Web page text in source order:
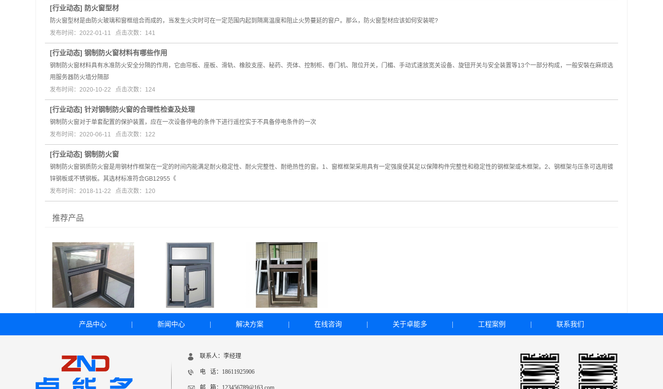
[行业动态] 防火窗型材
防火窗型材是由防火玻璃和窗框组合而成的，当发生火灾时可在一定范围内起到隔离温度和阻止火势蔓延的窗户。那么，防火窗型材应该如何安装呢?
发布时间：2022-01-11 点击次数：141
[行业动态] 钢制防火窗材料有哪些作用
钢制防火窗材料具有水准防火安全分隔的作用，它由帘板、座板、滑轨、橡胶支座、秘药、壳体、控制柜、卷门机、限位开关，门楣、手动式速放宽关设备、旋钮开关与安全装置等13个一部分构成，一般安裝在麻烦选
用服务器防火墙分隔部
发布时间：2020-10-22 点击次数：124
[行业动态] 针对钢制防火窗的合理性检查及处理
钢制防火窗对于单套配置的保护装置，应在一次设备停电的条件下进行遥控实于不具备停电条件的一次
发布时间：2020-06-11 点击次数：122
[行业动态] 钢制防火窗
钢制防火窗钢质防火窗是用钢材作框架在一定的时间内能满足耐火稳定性、耐火完整性、耐绝热性的窗。1、窗框框架采用具有一定强度使其足以保障构件完整性和稳定性的钢框架或木框架。2、钢框架与压条可选用镀
锌钢板或不锈钢板。其选材标准符合GB12955《
发布时间：2018-11-22 点击次数：120
推荐产品
产品中心 新闻中心 解决方案 在线咨询 关于卓能多 工程案例 联系我们
联系人：李经理
电 话：18611925906
邮 箱：123456789@163.com